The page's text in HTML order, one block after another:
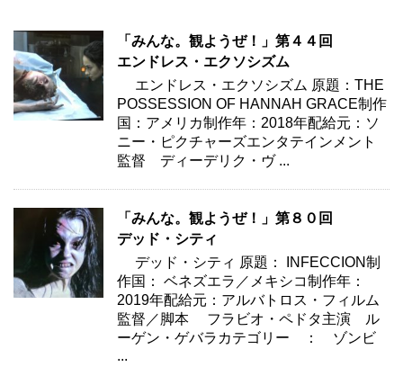
「みんな。観ようぜ！」第４４回
エンドレス・エクソシズム
エンドレス・エクソシズム 原題：THE
POSSESSION OF HANNAH GRACE制作
国：アメリカ制作年：2018年配給元：ソ
ニー・ピクチャーズエンタテインメント
監督 ディーデリク・ヴ ...
「みんな。観ようぜ！」第８０回
デッド・シティ
デッド・シティ 原題： INFECCION制
作国： ベネズエラ／メキシコ制作年：
2019年配給元：アルバトロス・フィルム
監督／脚本 フラビオ・ペドタ主演 ル
ーゲン・ゲバラカテゴリー ： ゾンビ
...